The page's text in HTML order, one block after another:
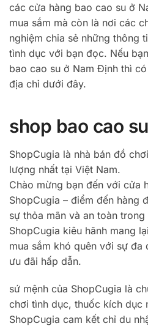
các cửa hàng bao cao su ở
mua sắm mà còn là nơi các
nghiệm chia sẻ những thông
tình dục với bạn đọc. Nếu
bao cao su ở Nam Định thì
địa chỉ dưới đây.
shop bao cao
ShopCugia là nhà bán đồ
lượng nhất tại Việt Nam.
Chào mừng bạn đến với cửa
ShopCugia – điểm đến hàng
sự thỏa mãn và an toàn
ShopCugia kiêu hãnh mang
mua sắm khó quên với sự
ưu đãi hấp dẫn.
sứ mệnh của ShopCugia là
chơi tình dục, thuốc kích dục
ShopCugia cam kết chỉ du